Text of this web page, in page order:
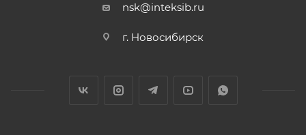
nsk@inteksib.ru
г. Новосибирск